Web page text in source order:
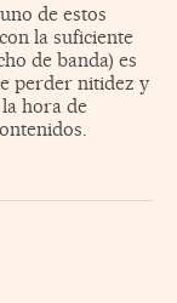
de estos
la suficiente
de banda) es
perder nitidez y
hora de